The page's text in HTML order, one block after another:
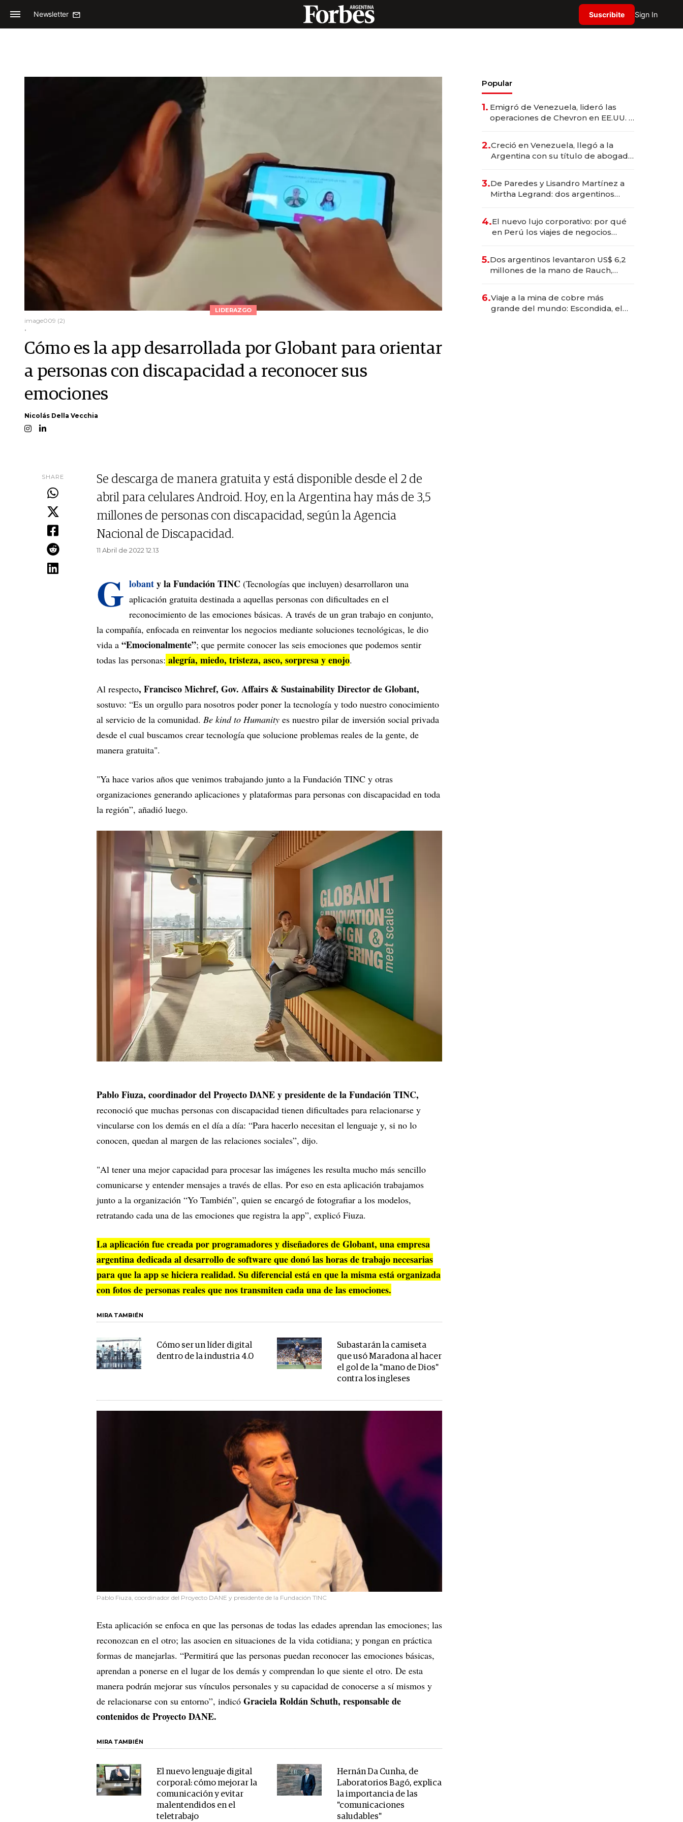
Newsletter Suscribite Sign In
LIDERAZGO
image009 (2)
.
Cómo es la app desarrollada por Globant para orientar
a personas con discapacidad a reconocer sus
emociones
Nicolás Della Vecchia
SHARE
Se descarga de manera gratuita y está disponible desde el 2 de
abril para celulares Android. Hoy, en la Argentina hay más de 3,5
millones de personas con discapacidad, según la Agencia
Nacional de Discapacidad.
11 Abril de 2022 12.13
G lobanty la Fundación TINC (Tecnologías que incluyen) desarrollaron una
aplicación gratuita destinada a aquellas personas con dificultades en el
reconocimiento de las emociones básicas. A través de un gran trabajo en conjunto,
la compañía, enfocada en reinventar los negocios mediante soluciones tecnológicas, le dio
vida a “Emocionalmente”; que permite conocer las seis emociones que podemos sentir
todas las personas: alegría, miedo, tristeza, asco, sorpresa y enojo.
Al respecto, Francisco Michref, Gov. Affairs & Sustainability Director de Globant,
sostuvo: “Es un orgullo para nosotros poder poner la tecnología y todo nuestro conocimiento
al servicio de la comunidad. Be kind to Humanity es nuestro pilar de inversión social privada
desde el cual buscamos crear tecnología que solucione problemas reales de la gente, de
manera gratuita".
"Ya hace varios años que venimos trabajando junto a la Fundación TINC y otras
organizaciones generando aplicaciones y plataformas para personas con discapacidad en toda
la región”, añadió luego.
Pablo Fiuza, coordinador del Proyecto DANE y presidente de la Fundación TINC,
reconoció que muchas personas con discapacidad tienen dificultades para relacionarse y
vincularse con los demás en el día a día: “Para hacerlo necesitan el lenguaje y, si no lo
conocen, quedan al margen de las relaciones sociales”, dijo.
"Al tener una mejor capacidad para procesar las imágenes les resulta mucho más sencillo
comunicarse y entender mensajes a través de ellas. Por eso en esta aplicación trabajamos
junto a la organización “Yo También”, quien se encargó de fotografiar a los modelos,
retratando cada una de las emociones que registra la app”, explicó Fiuza.
La aplicación fue creada por programadores y diseñadores de Globant, una empresa
argentina dedicada al desarrollo de software que donó las horas de trabajo necesarias
para que la app se hiciera realidad. Su diferencial está en que la misma está organizada
con fotos de personas reales que nos transmiten cada una de las emociones.
MIRA TAMBIÉN
Cómo ser un líder digital
dentro de la industria 4.0
Subastarán la camiseta
que usó Maradona al hacer
el gol de la "mano de Dios"
contra los ingleses
Pablo Fiuza, coordinador del Proyecto DANE y presidente de la Fundación TINC
Esta aplicación se enfoca en que las personas de todas las edades aprendan las emociones; las
reconozcan en el otro; las asocien en situaciones de la vida cotidiana; y pongan en práctica
formas de manejarlas. “Permitirá que las personas puedan reconocer las emociones básicas,
aprendan a ponerse en el lugar de los demás y comprendan lo que siente el otro. De esta
manera podrán mejorar sus vínculos personales y su capacidad de conocerse a sí mismos y
de relacionarse con su entorno”, indicó Graciela Roldán Schuth, responsable de
contenidos de Proyecto DANE.
MIRA TAMBIÉN
El nuevo lenguaje digital
corporal: cómo mejorar la
comunicación y evitar
malentendidos en el
teletrabajo
Hernán Da Cunha, de
Laboratorios Bagó, explica
la importancia de las
"comunicaciones
saludables"
Popular
1. Emigró de Venezuela, lideró las
operaciones de Chevron en EE.UU. y
2.Creció en Venezuela, llegó a la
Argentina con su título de abogado
marcas "fast premium"
3.De Paredes y Lisandro Martínez a
Mirtha Legrand: dos argentinos
4.El nuevo lujo corporativo: por qué
en Perú los viajes de negocios
transformadoras
5.Dos argentinos levantaron US$ 6,2
millones de la mano de Rauch,
6.Viaje a la mina de cobre más
grande del mundo: Escondida, el